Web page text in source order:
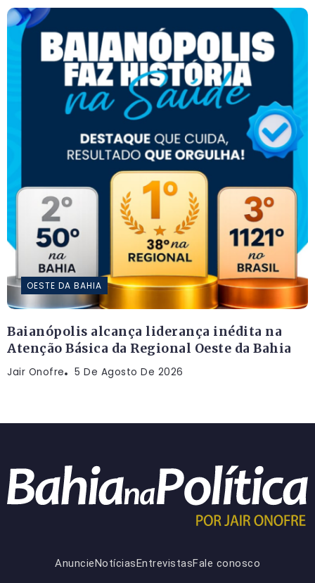
OESTE DA BAHIA
Baianópolis alcança liderança inédita na
Atenção Básica da Regional Oeste da Bahia
Jair Onofre 5 De Agosto De 2026
AnuncieNotíciasEntrevistasFale conosco